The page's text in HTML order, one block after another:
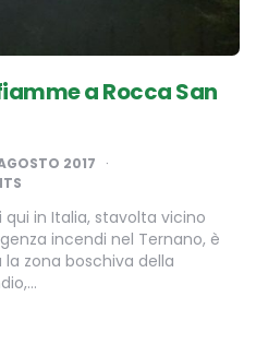
a Rocca San
2017
in Italia, stavolta vicino
incendi nel Ternano, è
zona boschiva della